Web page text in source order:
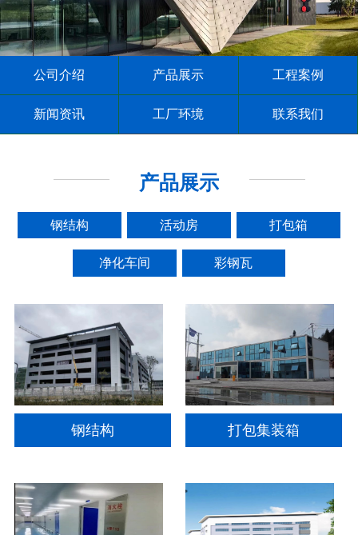
公司介绍 产品展示 工程案例
新闻资讯 工厂环境 联系我们
产品展示
钢结构 活动房 打包箱
净化车间 彩钢瓦
钢结构 打包集装箱